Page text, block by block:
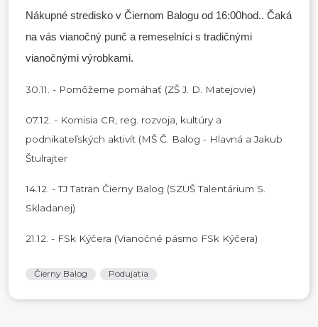
Nákupné stredisko v Čiernom Balogu od 16:00hod.. Čaká
na vás vianočný punč a remeselníci s tradičnými
vianočnými výrobkami.
30.11. - Pomôžeme pomáhať (ZŠ J. D. Matejovie)
07.12. - Komisia CR, reg. rozvoja, kultúry a
podnikateľských aktivít (MŠ Č. Balog - Hlavná a Jakub
Štulrajter
14.12. - TJ Tatran Čierny Balog (SZUŠ Talentárium S.
Skladanej)
21.12. - FSk Kýčera (Vianočné pásmo FSk Kýčera)
Čierny Balog Podujatia